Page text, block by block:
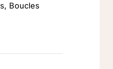
, Boucles